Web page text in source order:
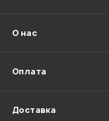
О нас
Оплата
Доставка